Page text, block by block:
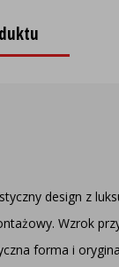
design z
Wzrok
forma i